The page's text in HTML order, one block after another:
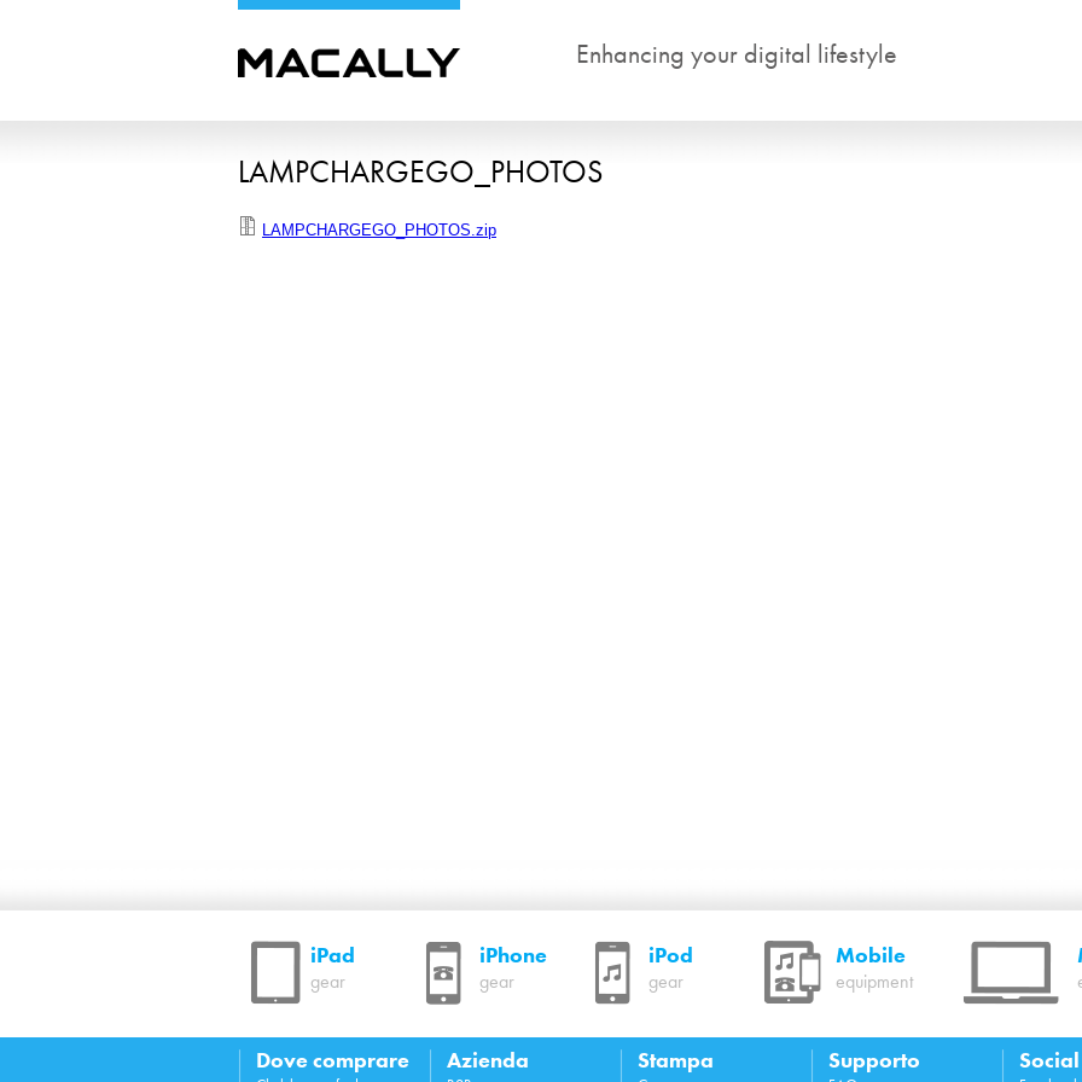
Enhancing your digital lifestyle
LAMPCHARGEGO_PHOTOS
LAMPCHARGEGO_PHOTOS.zip
iPad
gear
iPhone
gear
iPod
gear
Mobile
equipment
Dove comprare Azienda Stampa Supporto